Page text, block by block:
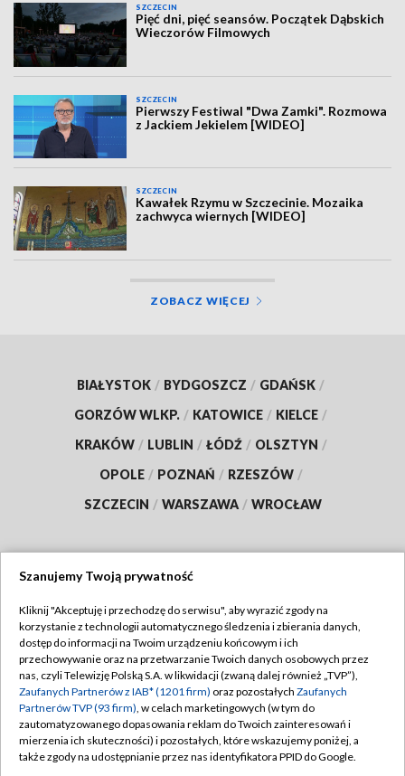
SZCZECIN
Pięć dni, pięć seansów. Początek Dąbskich
Wieczorów Filmowych
SZCZECIN
Pierwszy Festiwal "Dwa Zamki". Rozmowa
z Jackiem Jekielem [WIDEO]
SZCZECIN
Kawałek Rzymu w Szczecinie. Mozaika
zachwyca wiernych [WIDEO]
ZOBACZ WIĘCEJ
BIAŁYSTOK / BYDGOSZCZ / GDAŃSK /
GORZÓW WLKP. / KATOWICE / KIELCE /
KRAKÓW / LUBLIN / ŁÓDŹ / OLSZTYN /
OPOLE / POZNAŃ / RZESZÓW /
SZCZECIN / WARSZAWA / WROCŁAW
TVP
Abonament TVP
Emisja w TVP
Centrum informacji TVP
Naziemna Telewizja Cyfrowa
Regulamin TVP
Polityka prywatności
Moje zgody
Pomoc
Szanujemy Twoją prywatność
Kliknij "Akceptuję i przechodzę do serwisu", aby wyrazić zgody na
korzystanie z technologii automatycznego śledzenia i zbierania danych,
dostęp do informacji na Twoim urządzeniu końcowym i ich
przechowywanie oraz na przetwarzanie Twoich danych osobowych przez
nas, czyli Telewizję Polską S.A. w likwidacji (zwaną dalej również „TVP”),
Zaufanych Partnerów z IAB* (1201 firm) oraz pozostałych Zaufanych
Partnerów TVP (93 firm), w celach marketingowych (w tym do
zautomatyzowanego dopasowania reklam do Twoich zainteresowań i
mierzenia ich skuteczności) i pozostałych, które wskazujemy poniżej, a
także zgody na udostępnianie przez nas identyfikatora PPID do Google.